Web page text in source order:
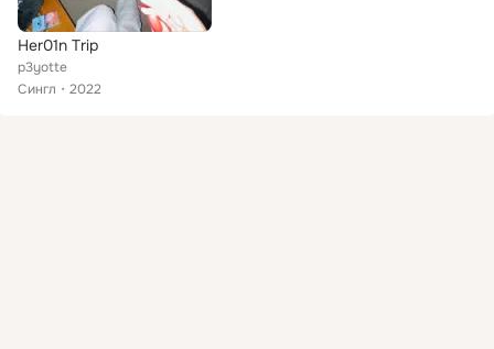
Her01n Trip
p3yotte
Сингл
2022